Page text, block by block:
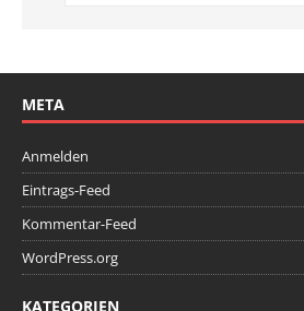
META
Anmelden
Eintrags-Feed
Kommentar-Feed
WordPress.org
KATEGORIEN